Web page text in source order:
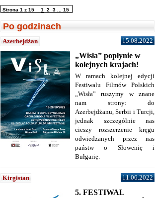
Strona 1 z 15 1 2 3 15
Po godzinach
Azerbejdżan 15.08.2022
„Wisła” popłynie w
kolejnych krajach!
W ramach kolejnej edycji
Festiwalu Filmów Polskich
„Wisła” ruszymy w znane
nam strony: do
Azerbejdżanu, Serbii i Turcji,
jednak szczególnie nas
cieszy rozszerzenie kręgu
odwiedzanych przez nas
państw o Słowenię i
Bułgarię.
Kirgistan 11.06.2022
5. FESTIWAL